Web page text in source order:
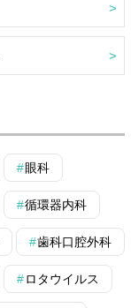
眼科
循環器内科
歯科口腔外科
ロタウイルス